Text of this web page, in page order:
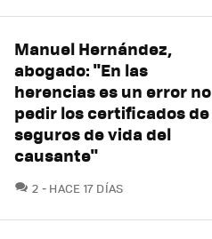
Manuel Hernández,
abogado: "En las
herencias es un error no
pedir los certificados de
seguros de vida del
causante"
2 COMENTARIOS
HACE 17 DÍAS